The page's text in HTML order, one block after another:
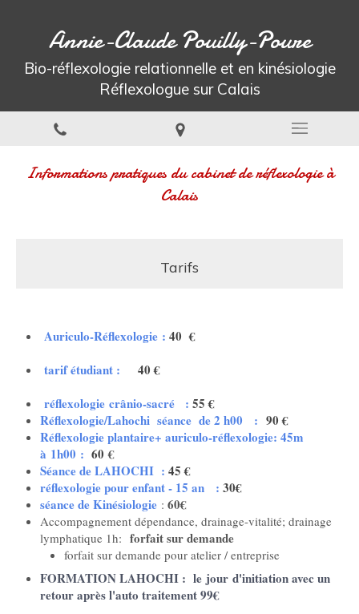
Annie-Claude Pouilly-Poure
Bio-réflexologie relationnelle et en kinésiologie
Réflexologue sur Calais
Informations pratiques du cabinet de réflexologie à
Calais
Tarifs
Auriculo-Réflexologie : 40 €
tarif étudiant :
40 €
réflexologie crânio-sacré : 55 €
Réflexologie/Lahochi séance de 2 h00 : 90 €
Réflexologie plantaire+ auriculo-réflexologie: 45m
à 1h00 : 60 €
Séance de LAHOCHI : 45 €
réflexologie pour enfant - 15 an : 30€
séance de Kinésiologie : 60€
Accompagnement dépendance, drainage-vitalité; drainage
lymphatique 1h: forfait sur demande
forfait sur demande pour atelier / entreprise
FORMATION LAHOCHI : le jour d'initiation avec un
retour après l'auto traitement 99€